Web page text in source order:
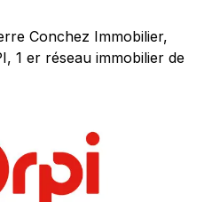
Conchez Immobilier,
1 er réseau immobilier de